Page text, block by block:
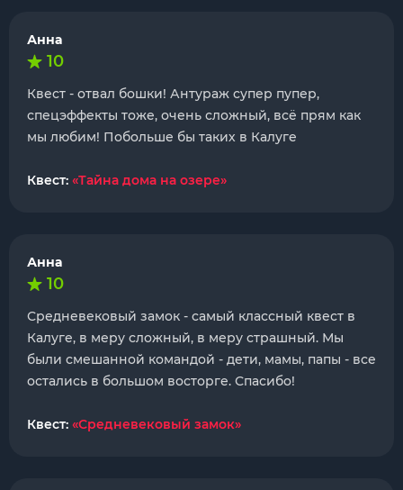
Анна
10
Квест - отвал бошки! Антураж супер пупер,
спецэффекты тоже, очень сложный, всё прям как
мы любим! Побольше бы таких в Калуге
Квест: «Тайна дома на озере»
Анна
10
Средневековый замок - самый классный квест в
Калуге, в меру сложный, в меру страшный. Мы
были смешанной командой - дети, мамы, папы - все
остались в большом восторге. Спасибо!
Квест: «Средневековый замок»